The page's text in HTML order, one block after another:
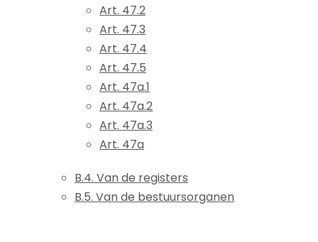
Art. 47.2
Art. 47.3
Art. 47.4
Art. 47.5
Art. 47a.1
Art. 47a.2
Art. 47a.3
Art. 47a
B.4. Van de registers
B.5. Van de bestuursorganen